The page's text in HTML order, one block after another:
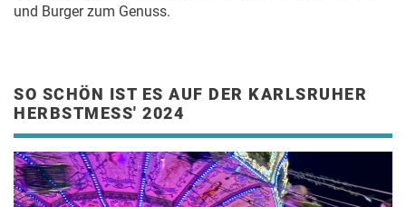
und Burger zum Genuss.
SO SCHÖN IST ES AUF DER KARLSRUHER
HERBSTMESS' 2024